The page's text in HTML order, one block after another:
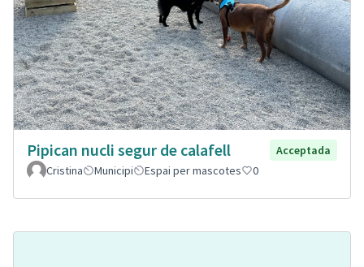
Pipican nucli segur de calafell
Acceptada
Cristina
Municipi Espai per mascotes 0